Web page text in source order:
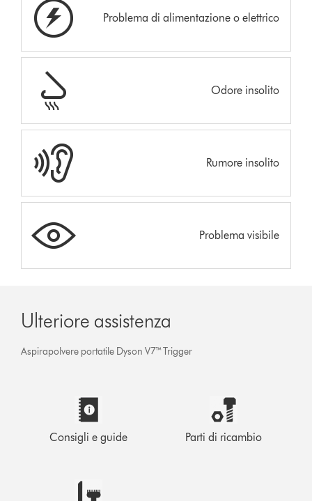
Problema di alimentazione o elettrico
Odore insolito
Rumore insolito
Problema visibile
Ulteriore assistenza
Aspirapolvere portatile Dyson V7™ Trigger
Consigli e guide Parti di ricambio